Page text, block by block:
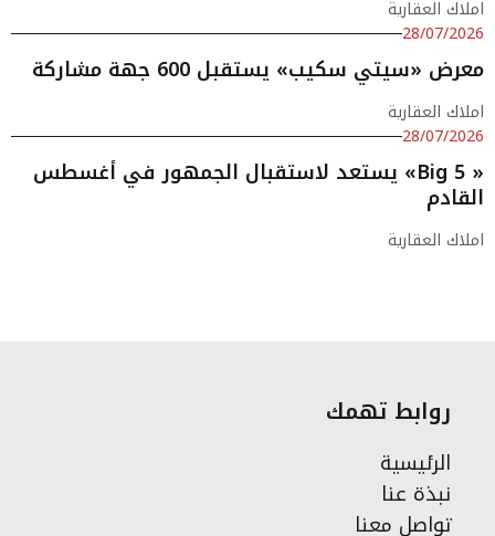
املاك العقارية
28/07/2026
معرض «سيتي سكيب» يستقبل 600 جهة مشاركة
املاك العقارية
28/07/2026
« Big 5» يستعد لاستقبال الجمهور في أغسطس
القادم
املاك العقارية
روابط تهمك
الرئيسية
نبذة عنا
تواصل معنا